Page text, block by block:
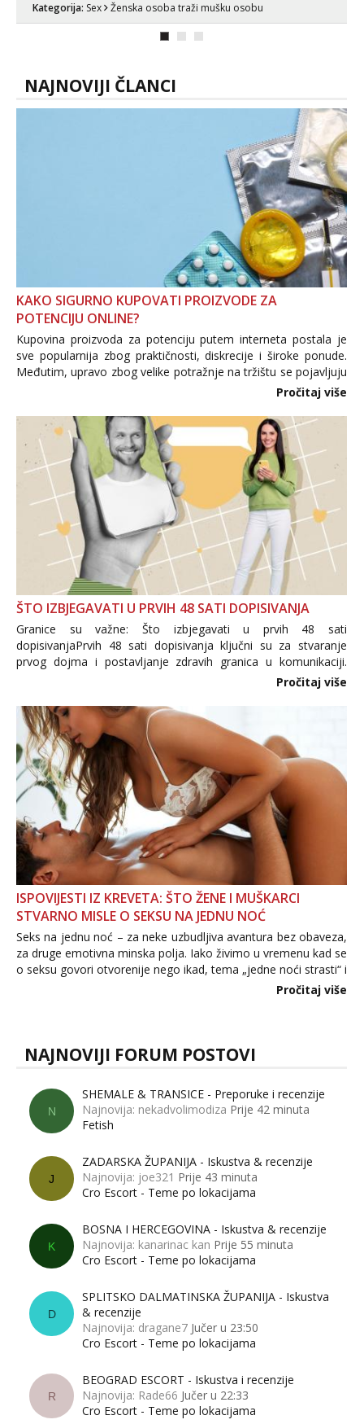
Kategorija: Sex Ženska osoba traži mušku osobu
NAJNOVIJI ČLANCI
KAKO SIGURNO KUPOVATI PROIZVODE ZA
POTENCIJU ONLINE?
Kupovina proizvoda za potenciju putem interneta postala je
sve popularnija zbog praktičnosti, diskrecije i široke ponude.
Međutim, upravo zbog velike potražnje na tržištu se pojavljuju
i brojni krivotvoreni proizvodi, nepouzdane internetske
Pročitaj više
ŠTO IZBJEGAVATI U PRVIH 48 SATI DOPISIVANJA
Granice su važne: Što izbjegavati u prvih 48 sati
dopisivanjaPrvih 48 sati dopisivanja ključni su za stvaranje
prvog dojma i postavljanje zdravih granica u komunikaciji.
Važno je izbjeći prebrzo otkrivanje osobnih ili intimnih
informacija, jer nepoznata osoba još nije zaslužila to
povjerenje. Takođe...
Pročitaj više
ISPOVIJESTI IZ KREVETA: ŠTO ŽENE I MUŠKARCI
STVARNO MISLE O SEKSU NA JEDNU NOĆ
Seks na jednu noć – za neke uzbudljiva avantura bez obaveza,
za druge emotivna minska polja. Iako živimo u vremenu kad se
o seksu govori otvorenije nego ikad, tema „jedne noći strasti“ i
dalje izaziva burne rasprave. Što zapravo misle žene, a što
Pročitaj više
NAJNOVIJI FORUM POSTOVI
N
SHEMALE & TRANSICE - Preporuke i recenzije
Najnovija: nekadvolimodiza Prije 42 minuta
Fetish
J
ZADARSKA ŽUPANIJA - Iskustva & recenzije
Najnovija: joe321 Prije 43 minuta
Cro Escort - Teme po lokacijama
K
BOSNA I HERCEGOVINA - Iskustva & recenzije
Najnovija: kanarinac kan Prije 55 minuta
Cro Escort - Teme po lokacijama
D
SPLITSKO DALMATINSKA ŽUPANIJA - Iskustva
& recenzije
Najnovija: dragane7 Jučer u 23:50
Cro Escort - Teme po lokacijama
R
BEOGRAD ESCORT - Iskustva i recenzije
Najnovija: Rade66 Jučer u 22:33
Cro Escort - Teme po lokacijama